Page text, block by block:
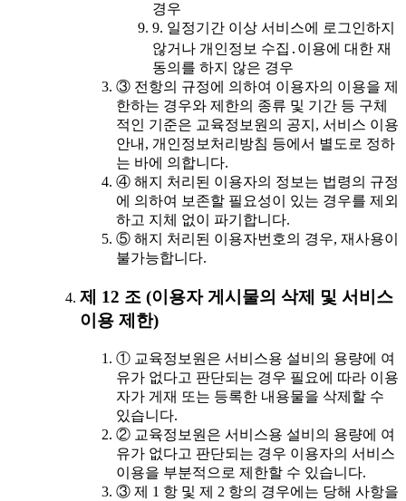
경우
9. 일정기간 이상 서비스에 로그인하지
않거나 개인정보 수집․이용에 대한 재
동의를 하지 않은 경우
③ 전항의 규정에 의하여 이용자의 이용을 제
한하는 경우와 제한의 종류 및 기간 등 구체
적인 기준은 교육정보원의 공지, 서비스 이용
안내, 개인정보처리방침 등에서 별도로 정하
는 바에 의합니다.
④ 해지 처리된 이용자의 정보는 법령의 규정
에 의하여 보존할 필요성이 있는 경우를 제외
하고 지체 없이 파기합니다.
⑤ 해지 처리된 이용자번호의 경우, 재사용이
불가능합니다.
제 12 조 (이용자 게시물의 삭제 및 서비스
이용 제한)
① 교육정보원은 서비스용 설비의 용량에 여
유가 없다고 판단되는 경우 필요에 따라 이용
자가 게재 또는 등록한 내용물을 삭제할 수
있습니다.
② 교육정보원은 서비스용 설비의 용량에 여
유가 없다고 판단되는 경우 이용자의 서비스
이용을 부분적으로 제한할 수 있습니다.
③ 제 1 항 및 제 2 항의 경우에는 당해 사항을